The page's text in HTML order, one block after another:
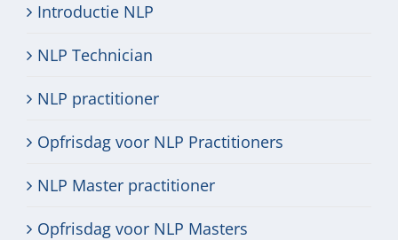
Introductie NLP
NLP Technician
NLP practitioner
Opfrisdag voor NLP Practitioners
NLP Master practitioner
Opfrisdag voor NLP Masters